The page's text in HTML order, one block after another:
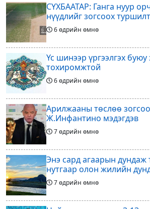
СҮХБААТАР: Ганга нуур
нүүдлийг зогсоох
дүнгээ өгч эхэлжээ
6 өдрийн өмнө
Үс шинээр үргээлгэх буюу
тохиромжтой
6 өдрийн өмнө
Арилжааны төслөө
Ж.Инфантино мэдэгдэв
7 өдрийн өмнө
Энэ сард агаарын дундаж
нутгаар олон жилийн
байна
7 өдрийн өмнө